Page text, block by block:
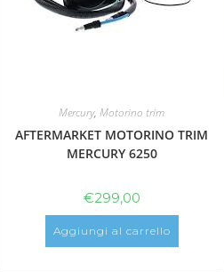
Mercury,Motorino trim
AFTERMARKET MOTORINO TRIM
MERCURY 6250
€299,00
Aggiungi al carrello